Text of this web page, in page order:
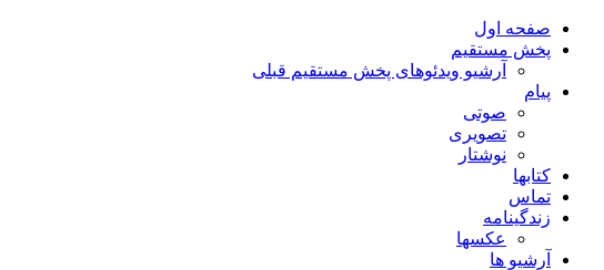
صفحه اول
پخش مستقیم
آرشیو ویدئوهای پخش مستقیم قبلی
پیام
صوتی
تصویری
نوشتار
کتابها
تماس
زندگینامه
عکسها
آرشیو ها